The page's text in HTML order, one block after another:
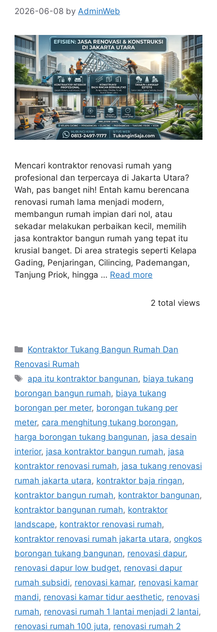
2026-06-08 by AdminWeb
Mencari kontraktor renovasi rumah yang
profesional dan terpercaya di Jakarta Utara?
Wah, pas banget nih! Entah kamu berencana
renovasi rumah lama menjadi modern,
membangun rumah impian dari nol, atau
sekadar melakukan perbaikan kecil, memilih
jasa kontraktor bangun rumah yang tepat itu
krusial banget. Di area strategis seperti Kelapa
Gading, Penjaringan, Cilincing, Pademangan,
Tanjung Priok, hingga … Read more
2 total views
Categories
Kontraktor Tukang Bangun Rumah Dan
Renovasi Rumah
Tags
apa itu kontraktor bangunan, biaya tukang
borongan bangun rumah, biaya tukang
borongan per meter, borongan tukang per
meter, cara menghitung tukang borongan,
harga borongan tukang bangunan, jasa desain
interior, jasa kontraktor bangun rumah, jasa
kontraktor renovasi rumah, jasa tukang renovasi
rumah jakarta utara, kontraktor baja ringan,
kontraktor bangun rumah, kontraktor bangunan,
kontraktor bangunan rumah, kontraktor
landscape, kontraktor renovasi rumah,
kontraktor renovasi rumah jakarta utara, ongkos
borongan tukang bangunan, renovasi dapur,
renovasi dapur low budget, renovasi dapur
rumah subsidi, renovasi kamar, renovasi kamar
mandi, renovasi kamar tidur aesthetic, renovasi
rumah, renovasi rumah 1 lantai menjadi 2 lantai,
renovasi rumah 100 juta, renovasi rumah 2